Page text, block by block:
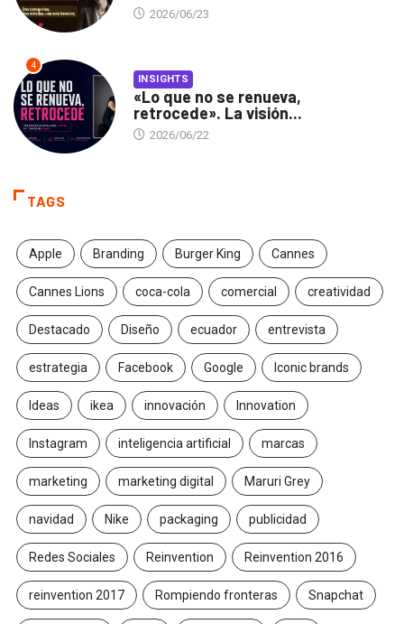
2026/06/23
4
INSIGHTS
«Lo que no se renueva,
retrocede». La visión...
2026/06/22
TAGS
Apple Branding Burger King Cannes
Cannes Lions coca-cola comercial creatividad
Destacado Diseño ecuador entrevista
estrategia Facebook Google Iconic brands
Ideas ikea innovación Innovation
Instagram inteligencia artificial marcas
marketing marketing digital Maruri Grey
navidad Nike packaging publicidad
Redes Sociales Reinvention Reinvention 2016
reinvention 2017 Rompiendo fronteras Snapchat